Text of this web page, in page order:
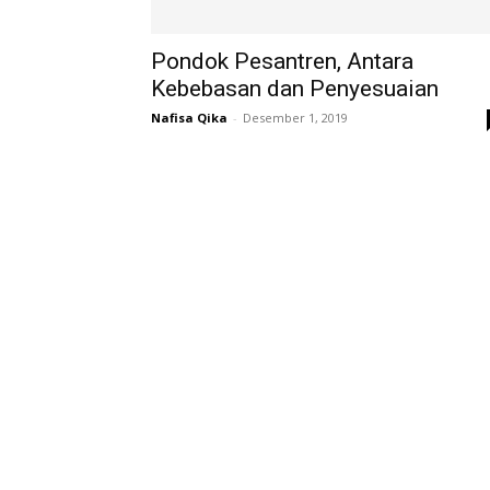
Pondok Pesantren, Antara
Kebebasan dan Penyesuaian
Nafisa Qika - Desember 1, 2019